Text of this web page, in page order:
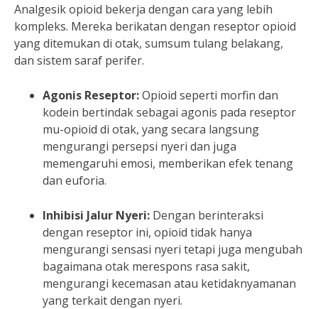
Analgesik opioid bekerja dengan cara yang lebih
kompleks. Mereka berikatan dengan reseptor opioid
yang ditemukan di otak, sumsum tulang belakang,
dan sistem saraf perifer.
Agonis Reseptor:Opioid seperti morfin dan
kodein bertindak sebagai agonis pada reseptor
mu-opioid di otak, yang secara langsung
mengurangi persepsi nyeri dan juga
memengaruhi emosi, memberikan efek tenang
dan euforia.
Inhibisi Jalur Nyeri: Dengan berinteraksi
dengan reseptor ini, opioid tidak hanya
mengurangi sensasi nyeri tetapi juga mengubah
bagaimana otak merespons rasa sakit,
mengurangi kecemasan atau ketidaknyamanan
yang terkait dengan nyeri.